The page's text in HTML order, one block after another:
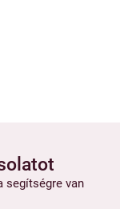
segítségre van